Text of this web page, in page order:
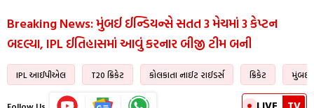
Breaking News: મુંબઈ ઈન્ડિયન્સે સતત 3 મેચમાં 3 કેપ્ટન
બદલ્યા, IPL ઈતિહાસમાં આવું કરનાર બીજી ટીમ બની
IPL આઈપીએલ T20 ક્રિકેટ કોલકાતા નાઈટ રાઈડર્સ ક્રિકેટ મુંબઈ